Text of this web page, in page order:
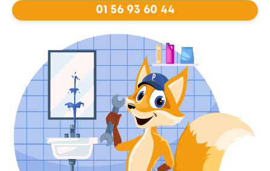
01 56 93 60 44